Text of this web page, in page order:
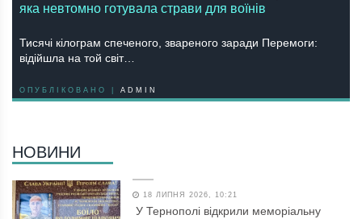
яка невтомно готувала страви для воїнів
Тисячі кілограм спеченого, звареного заради Перемоги:
відійшла на той світ…
ОПУБЛІКОВАНО | ADMIN
НОВИНИ
18 ЛИПНЯ 2026, 10:21
У Тернополі відкрили меморіальну